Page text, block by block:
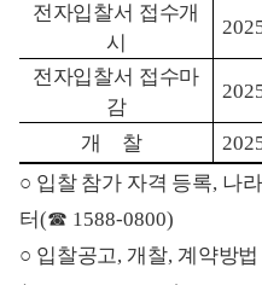
전자입찰서 접수개
시
전자입찰서 접수마
감
개 찰
○ 입찰 참가 자격 등록, 나
터 (☎ 1588-0800)
○ 입찰공고, 개찰, 계약방법